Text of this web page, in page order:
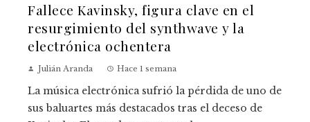
Fallece Kavinsky, figura clave en el
resurgimiento del synthwave y la
electrónica ochentera
Julián Aranda Hace 1 semana
La música electrónica sufrió la pérdida de uno de
sus baluartes más destacados tras el deceso de